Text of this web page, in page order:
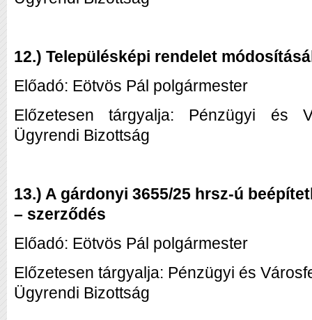
12.) Településképi rendelet
Előadó: Eötvös Pál polgármester
Előzetesen tárgyalja: Pénzügyi és
Ügyrendi Bizottság
13.) A gárdonyi 3655/25 hrsz-ú
– szerződés
Előadó: Eötvös Pál polgármester
Előzetesen tárgyalja: Pénzügyi és
Ügyrendi Bizottság